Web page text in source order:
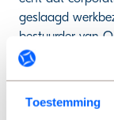
Toestemming
geslaagd
bestuurder van
uiteindelijk om
zich prettig